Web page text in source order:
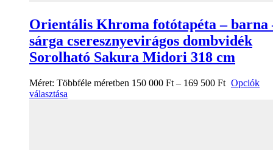
Orientális Khroma fotótapéta – barna
sárga cseresznyevirágos dombvidék
Sorolható Sakura Midori 318 cm
Méret: Többféle méretben 150 000 Ft – 169 500 Ft Opciók
választása